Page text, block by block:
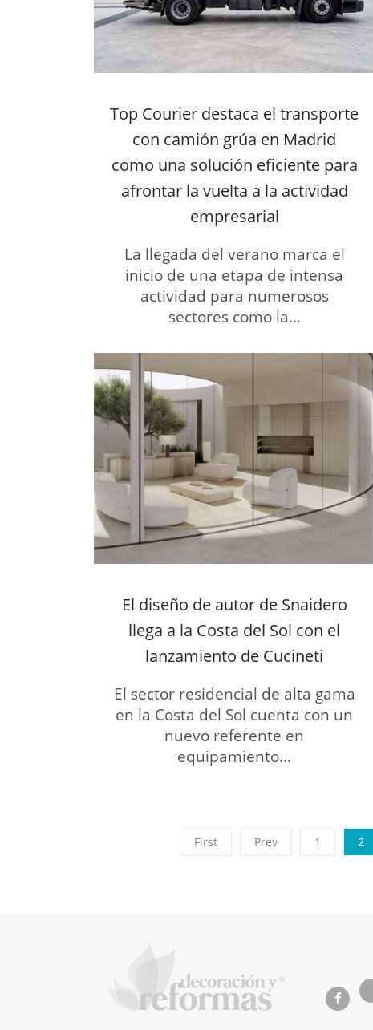
Top Courier destaca el transporte
con camión grúa en Madrid
como una solución eficiente para
afrontar la vuelta a la actividad
empresarial
La llegada del verano marca el
inicio de una etapa de intensa
actividad para numerosos
sectores como la…
El diseño de autor de Snaidero
llega a la Costa del Sol con el
lanzamiento de Cucineti
El sector residencial de alta gama
en la Costa del Sol cuenta con un
nuevo referente en
equipamiento…
First Prev 1 2